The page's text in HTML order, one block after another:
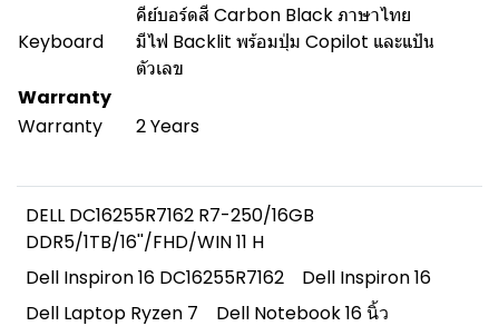
Keyboard
คีย์บอร์ดสี Carbon Black ภาษาไทย
มีไฟ Backlit พร้อมปุ่ม Copilot และแป้น
ตัวเลข
Warranty
Warranty
2 Years
DELL DC16255R7162 R7-250/16GB
DDR5/1TB/16''/FHD/WIN 11 H
Dell Inspiron 16 DC16255R7162
Dell Inspiron 16
Dell Laptop Ryzen 7
Dell Notebook 16 นิ้ว